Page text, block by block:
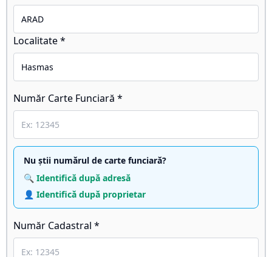
Localitate *
Număr Carte Funciară *
Nu știi numărul de carte funciară?
🔍 Identifică după adresă
👤 Identifică după proprietar
Număr Cadastral *